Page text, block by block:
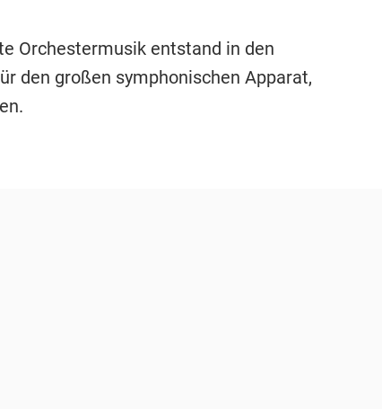
Orchestermusik entstand in den
den großen symphonischen Apparat,